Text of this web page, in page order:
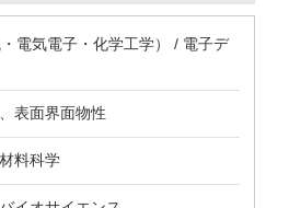
電気電子・化学工学） / 電子デ
表面界面物性
料科学